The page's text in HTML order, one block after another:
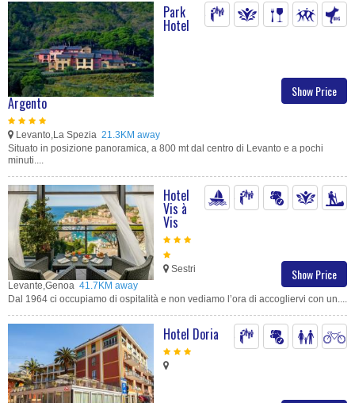
Show Price
Park
Hotel
Argento
Levanto,La Spezia 21.3KM away
Situato in posizione panoramica, a 800 mt dal centro di Levanto e a pochi
minuti....
Show Price
Hotel
Vis à
Vis
Sestri
Levante,Genoa 41.7KM away
Dal 1964 ci occupiamo di ospitalità e non vediamo l’ora di accogliervi con un....
Hotel Doria